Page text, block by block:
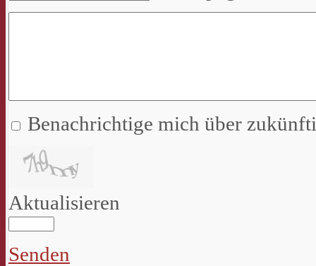
Benachrichtige mich über
Aktualisieren
Senden